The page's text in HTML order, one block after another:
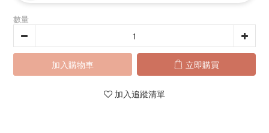
數量
加入購物車 立即購買
加入追蹤清單